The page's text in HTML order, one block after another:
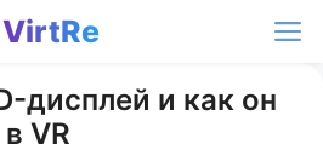
VirtRe
дисплей и как он
VR